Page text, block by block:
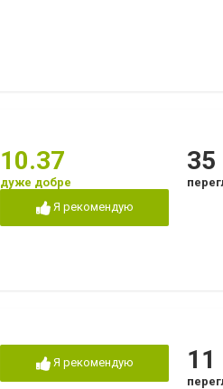
10.37
дуже добре
Я рекомендую
35
Я рекомендую 11